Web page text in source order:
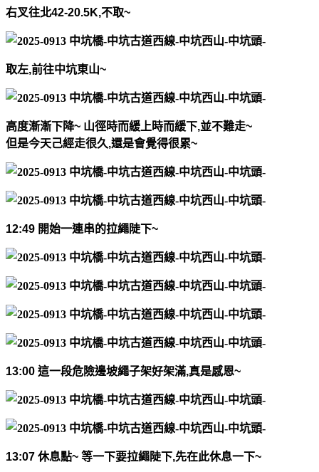
右叉往北42-20.5K,不取~
取左,前往中坑東山~
高度漸漸下降~ 山徑時而緩上時而緩下,並不難走~
但是今天己經走很久,還是會覺得很累~
12:49 開始一連串的拉繩陡下~
13:00 這一段危險邊坡繩子架好架滿,真是感恩~
13:07 休息點~ 等一下要拉繩陡下,先在此休息一下~